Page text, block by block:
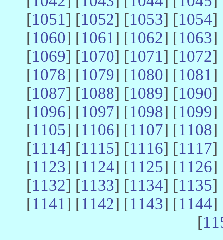
[1051] [1052] [1053] [1054]
[1060] [1061] [1062] [1063]
[1069] [1070] [1071] [1072]
[1078] [1079] [1080] [1081]
[1087] [1088] [1089] [1090]
[1096] [1097] [1098] [1099]
[1105] [1106] [1107] [1108]
[1114] [1115] [1116] [1117]
[1123] [1124] [1125] [1126]
[1132] [1133] [1134] [1135]
[1141] [1142] [1143] [1144]
[